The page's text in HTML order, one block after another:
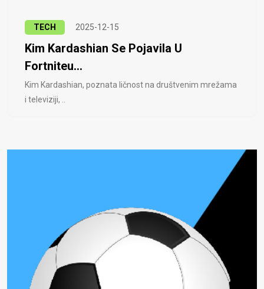
TECH 2025-12-15
Kim Kardashian Se Pojavila U
Fortniteu...
Kim Kardashian, poznata ličnost na društvenim mrežama
i televiziji, ..